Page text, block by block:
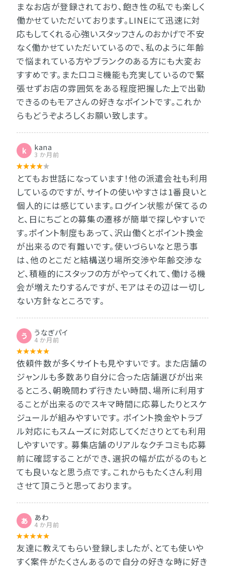
まなお店が登録されており、飽き性の私でも楽しく
働かせていただいております。LINEにて迅速に対
応もしてくれる心強いスタッフさんのおかげで不安
なく働かせていただいているので、私のように年齢
で悩まれている方やブランクのある方にも大変お
すすめです。また口コミ機能も充実しているので緊
張せずお店の雰囲気をある程度把握した上で出勤
できるのもモアさんの好きなポイントです。これか
らもどうぞよろしくお願い致します。
k kana
3 か月前
とてもお世話になっています！他の派遣会社も利用
しているのですが、サイトの使いやすさは1番良いと
個人的には感じています。ログイン状態が保てるの
と、日にちごとの募集の遷移が簡単で探しやすいで
す。ポイント制度もあって、沢山働くとポイント換金
が出来るので有難いです。使いづらいなと思う事
は、他のとこだと結構送り場所交渉や年齢交渉な
ど、積極的にスタッフの方がやってくれて、働ける機
会が増えたりするんですが、モアはその辺は一切し
ない方針なところです。
う うなぎパイ
4 か月前
依頼件数が多くサイトも見やすいです。 また店舗の
ジャンルも多数あり自分に合った店舗選びが出来
るところ、朝晩問わず行きたい時間、場所に利用す
ることが出来るのでスキマ時間に応募したりとスケ
ジュールが組みやすいです。 ポイント換金やトラブ
ル対応にもスムーズに対応してくださりとても利用
しやすいです。 募集店舗のリアルなクチコミも応募
前に確認することができ、選択の幅が広がるのもと
ても良いなと思う点です。これからもたくさん利用
させて頂こうと思っております。
あ あわ
4 か月前
友達に教えてもらい登録しましたが、とても使いや
すく案件がたくさんあるので自分の好きな時に好き